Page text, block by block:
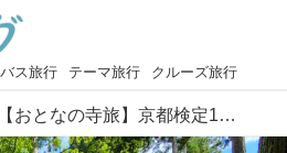
バス旅行 テーマ旅行 クルーズ旅行
【おとなの寺旅】京都検定1級ガイド同行！大原・鞍馬・三尾を効率よくめぐる京都旅